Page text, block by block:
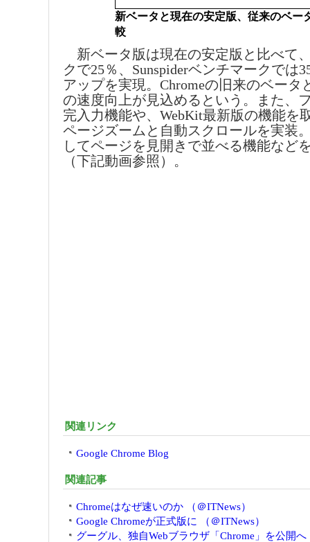
新ベータと現在の安定版、従来のベー
較
新ベータ版は現在の安定版と比べて
クで25％、Sunspiderベンチマークでは
アップを実現。Chromeの旧来のベータ
の速度向上が見込めるという。また、
完入力機能や、WebKit最新版の機能を
ページズームと自動スクロールを実装
してページを見開きで並べる機能など
（下記動画参照）。
関連リンク
Google Chrome Blog
関連記事
Chromeはなぜ速いのか （＠ITNews）
Google Chromeが正式版に （＠ITNews）
グーグル、独自Webブラウザ「Chrome」を公開へ